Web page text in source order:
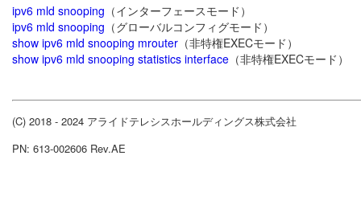
ipv6 mld snooping （インターフェースモード）
ipv6 mld snooping （グローバルコンフィグモード）
show ipv6 mld snooping mrouter （非特権EXECモード）
show ipv6 mld snooping statistics interface （非特権EXECモード）
(C) 2018 - 2024 アライドテレシスホールディングス株式会社
PN: 613-002606 Rev.AE